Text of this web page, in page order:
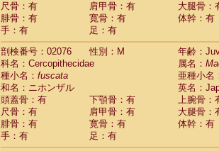
尺骨：有
肩甲骨：有
大腿骨：
腓骨：有
寛骨：有
体幹：有
手：有
足：有
剖検番号：02076
性別：M
年齢：
科名：Cercopithecidae
属名：
種小名： fuscata
亜種小名
和名：ニホンザル
英名：
頭蓋骨：有
下顎骨：有
上腕骨：
尺骨：有
肩甲骨：有
大腿骨：
腓骨：有
寛骨：有
体幹：有
手：有
足：有